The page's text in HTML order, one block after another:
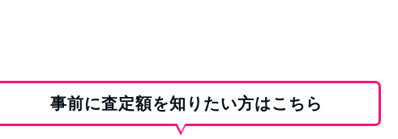
事前に査定額を知りたい方はこちら